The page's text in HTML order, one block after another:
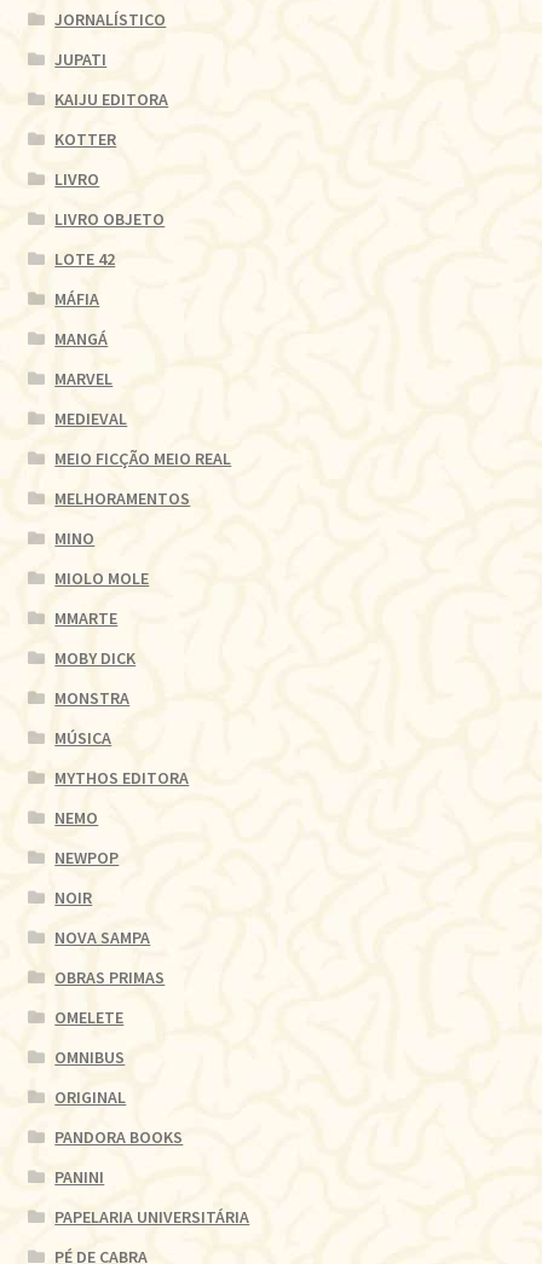
JORNALÍSTICO
JUPATI
KAIJU EDITORA
KOTTER
LIVRO
LIVRO OBJETO
LOTE 42
MÁFIA
MANGÁ
MARVEL
MEDIEVAL
MEIO FICÇÃO MEIO REAL
MELHORAMENTOS
MINO
MIOLO MOLE
MMARTE
MOBY DICK
MONSTRA
MÚSICA
MYTHOS EDITORA
NEMO
NEWPOP
NOIR
NOVA SAMPA
OBRAS PRIMAS
OMELETE
OMNIBUS
ORIGINAL
PANDORA BOOKS
PANINI
PAPELARIA UNIVERSITÁRIA
PÉ DE CABRA